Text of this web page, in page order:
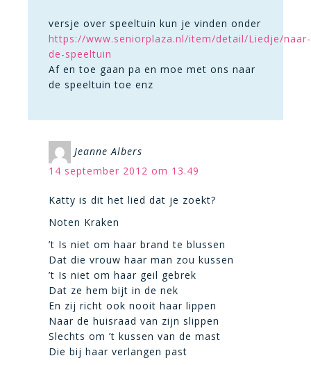
versje over speeltuin kun je vinden onder
https://www.seniorplaza.nl/item/detail/Liedje/naar-
de-speeltuin
Af en toe gaan pa en moe met ons naar
de speeltuin toe enz
Jeanne Albers
14 september 2012 om 13.49
Katty is dit het lied dat je zoekt?
Noten Kraken
’t Is niet om haar brand te blussen
Dat die vrouw haar man zou kussen
’t Is niet om haar geil gebrek
Dat ze hem bijt in de nek
En zij richt ook nooit haar lippen
Naar de huisraad van zijn slippen
Slechts om ’t kussen van de mast
Die bij haar verlangen past